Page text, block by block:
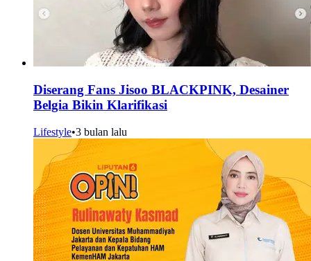
Diserang Fans Jisoo BLACKPINK, Desainer
Belgia Bikin Klarifikasi
Lifestyle•3 bulan lalu